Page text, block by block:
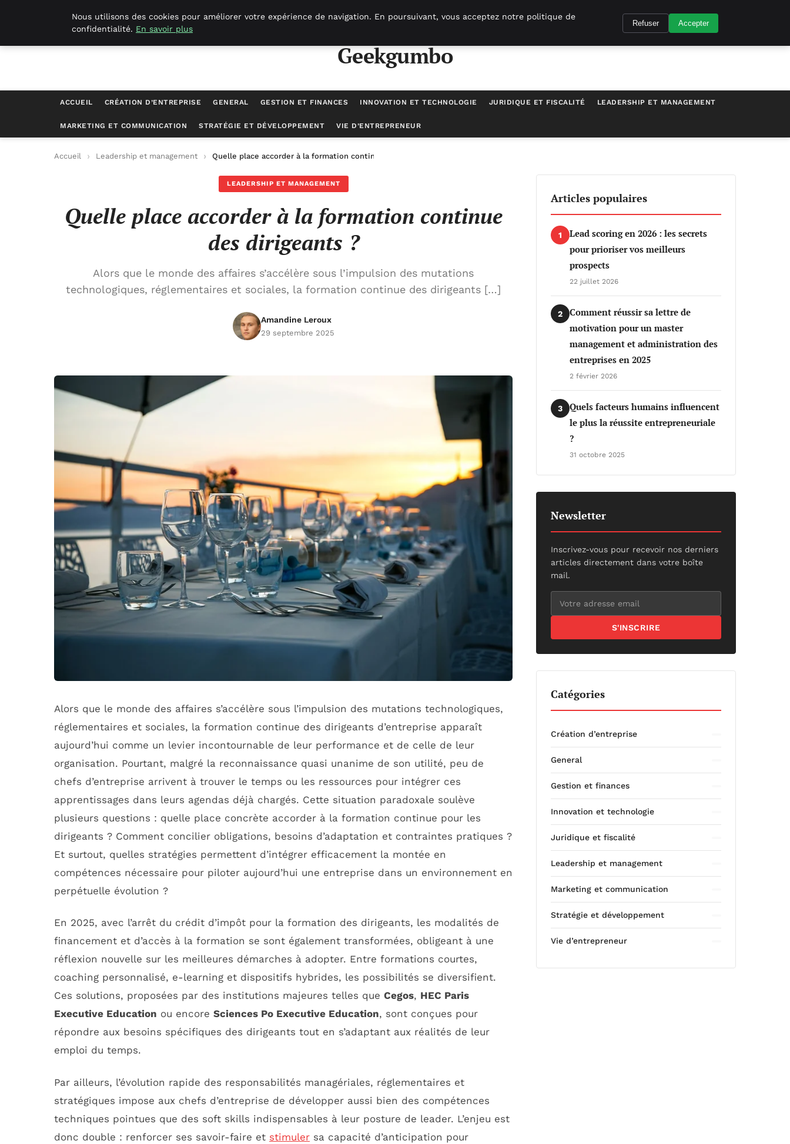
Geekgumbo
ACCUEIL CRÉATION D’ENTREPRISE GENERAL GESTION ET FINANCES INNOVATION ET TECHNOLOGIE JURIDIQUE ET FISCALITÉ LEADERSHIP ET MANAGEMENT
MARKETING ET COMMUNICATION STRATÉGIE ET DÉVELOPPEMENT VIE D’ENTREPRENEUR
Accueil Leadership et management Quelle place accorder à la formation continue des dirigeants ?
LEADERSHIP ET MANAGEMENT
Quelle place accorder à la formation continue
des dirigeants ?
Alors que le monde des affaires s’accélère sous l’impulsion des mutations
technologiques, réglementaires et sociales, la formation continue des dirigeants […]
Amandine Leroux
29 septembre 2025
Alors que le monde des affaires s’accélère sous l’impulsion des mutations technologiques,
réglementaires et sociales, la formation continue des dirigeants d’entreprise apparaît
aujourd’hui comme un levier incontournable de leur performance et de celle de leur
organisation. Pourtant, malgré la reconnaissance quasi unanime de son utilité, peu de
chefs d’entreprise arrivent à trouver le temps ou les ressources pour intégrer ces
apprentissages dans leurs agendas déjà chargés. Cette situation paradoxale soulève
plusieurs questions : quelle place concrète accorder à la formation continue pour les
dirigeants ? Comment concilier obligations, besoins d’adaptation et contraintes pratiques ?
Et surtout, quelles stratégies permettent d’intégrer efficacement la montée en
compétences nécessaire pour piloter aujourd’hui une entreprise dans un environnement en
perpétuelle évolution ?
En 2025, avec l’arrêt du crédit d’impôt pour la formation des dirigeants, les modalités de
financement et d’accès à la formation se sont également transformées, obligeant à une
réflexion nouvelle sur les meilleures démarches à adopter. Entre formations courtes,
coaching personnalisé, e-learning et dispositifs hybrides, les possibilités se diversifient.
Ces solutions, proposées par des institutions majeures telles que Cegos, HEC Paris
Executive Education ou encore Sciences Po Executive Education, sont conçues pour
répondre aux besoins spécifiques des dirigeants tout en s’adaptant aux réalités de leur
emploi du temps.
Par ailleurs, l’évolution rapide des responsabilités managériales, réglementaires et
stratégiques impose aux chefs d’entreprise de développer aussi bien des compétences
techniques pointues que des soft skills indispensables à leur posture de leader. L’enjeu est
donc double : renforcer ses savoir-faire et stimuler sa capacité d’anticipation pour
Articles populaires
1
Lead scoring en 2026 : les secrets
pour prioriser vos meilleurs
prospects
22 juillet 2026
2
Comment réussir sa lettre de
motivation pour un master
management et administration des
entreprises en 2025
2 février 2026
3
Quels facteurs humains influencent
le plus la réussite entrepreneuriale
?
31 octobre 2025
Newsletter
Inscrivez-vous pour recevoir nos derniers
articles directement dans votre boîte
mail.
S'INSCRIRE
Catégories
Création d’entreprise
General
Gestion et finances
Innovation et technologie
Juridique et fiscalité
Leadership et management
Marketing et communication
Stratégie et développement
Vie d’entrepreneur
Nous utilisons des cookies pour améliorer votre expérience de navigation. En poursuivant, vous acceptez notre politique de
confidentialité. En savoir plus
Refuser Accepter